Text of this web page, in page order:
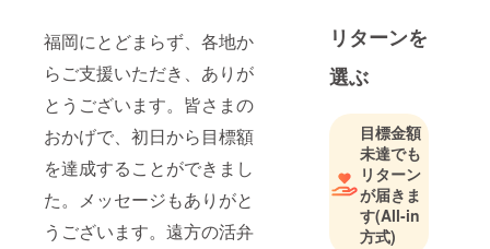
福岡にとどまらず、各地か
らご支援いただき、ありが
とうございます。皆さまの
おかげで、初日から目標額
を達成することができまし
た。メッセージもありがと
うございます。遠方の活弁
リターンを
選ぶ
目標金額
未達でも
リターン
が届きま
す(All-in
方式)